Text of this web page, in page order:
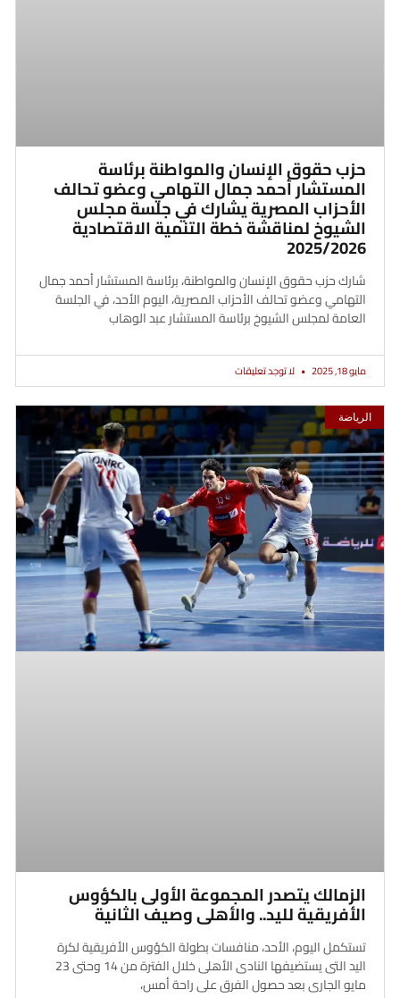
حزب حقوق الإنسان والمواطنة برئاسة
المستشار أحمد جمال التهامي وعضو تحالف
الأحزاب المصرية يشارك في جلسة مجلس
الشيوخ لمناقشة خطة التنمية الاقتصادية
2025/2026
شارك حزب حقوق الإنسان والمواطنة، برئاسة المستشار أحمد جمال
التهامي وعضو تحالف الأحزاب المصرية، اليوم الأحد، في الجلسة
العامة لمجلس الشيوخ برئاسة المستشار عبد الوهاب
مايو 18, 2025 لا توجد تعليقات
الرياضة
الزمالك يتصدر المجموعة الأولى بالكؤوس
الأفريقية لليد.. والأهلى وصيف الثانية
تستكمل اليوم، الأحد، منافسات بطولة الكؤوس الأفريقية لكرة
اليد التى يستضيفها النادى الأهلى خلال الفترة من 14 وحتى 23
مايو الجارى بعد حصول الفرق على راحة أمس،